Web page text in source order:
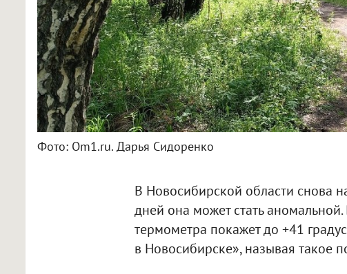
Фото: Om1.ru. Дарья Сидоренко
В Новосибирской области снова
дней она может стать
термометра покажет до +41
в Новосибирске», называя такое